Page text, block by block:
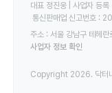
대표 정진웅 | 사업자
통신판매업 신고번호
주소 : 서울 강남구 테헤
사업자 정보 확인
Copyright 2026. 닥터